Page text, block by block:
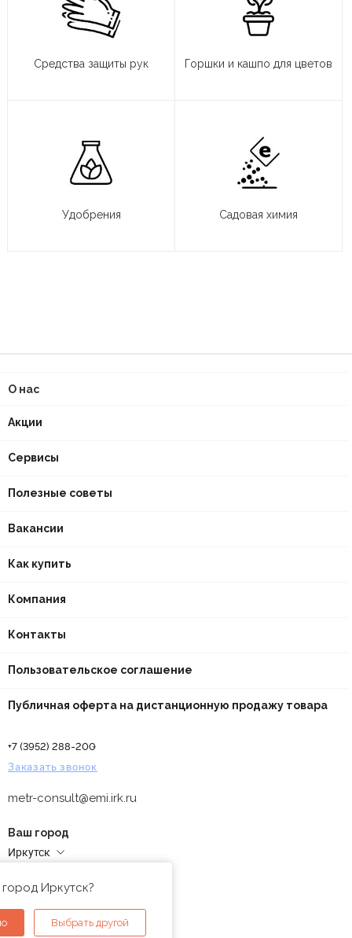
Средства защиты рук Горшки и кашпо для цветов
Удобрения Садовая химия
О нас
Акции
Сервисы
Полезные советы
Вакансии
Как купить
Компания
Контакты
Пользовательское соглашение
Публичная оферта на дистанционную продажу товара
+7 (3952) 288-200
Заказать звонок
metr-consult@emi.irk.ru
Ваш город
Иркутск
Иркутск?
Выбрать другой